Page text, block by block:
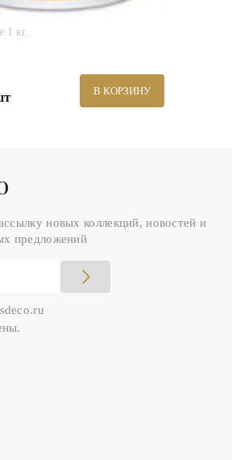
1 кг.
В КОРЗИНУ
новых коллекций, новостей и
предложений